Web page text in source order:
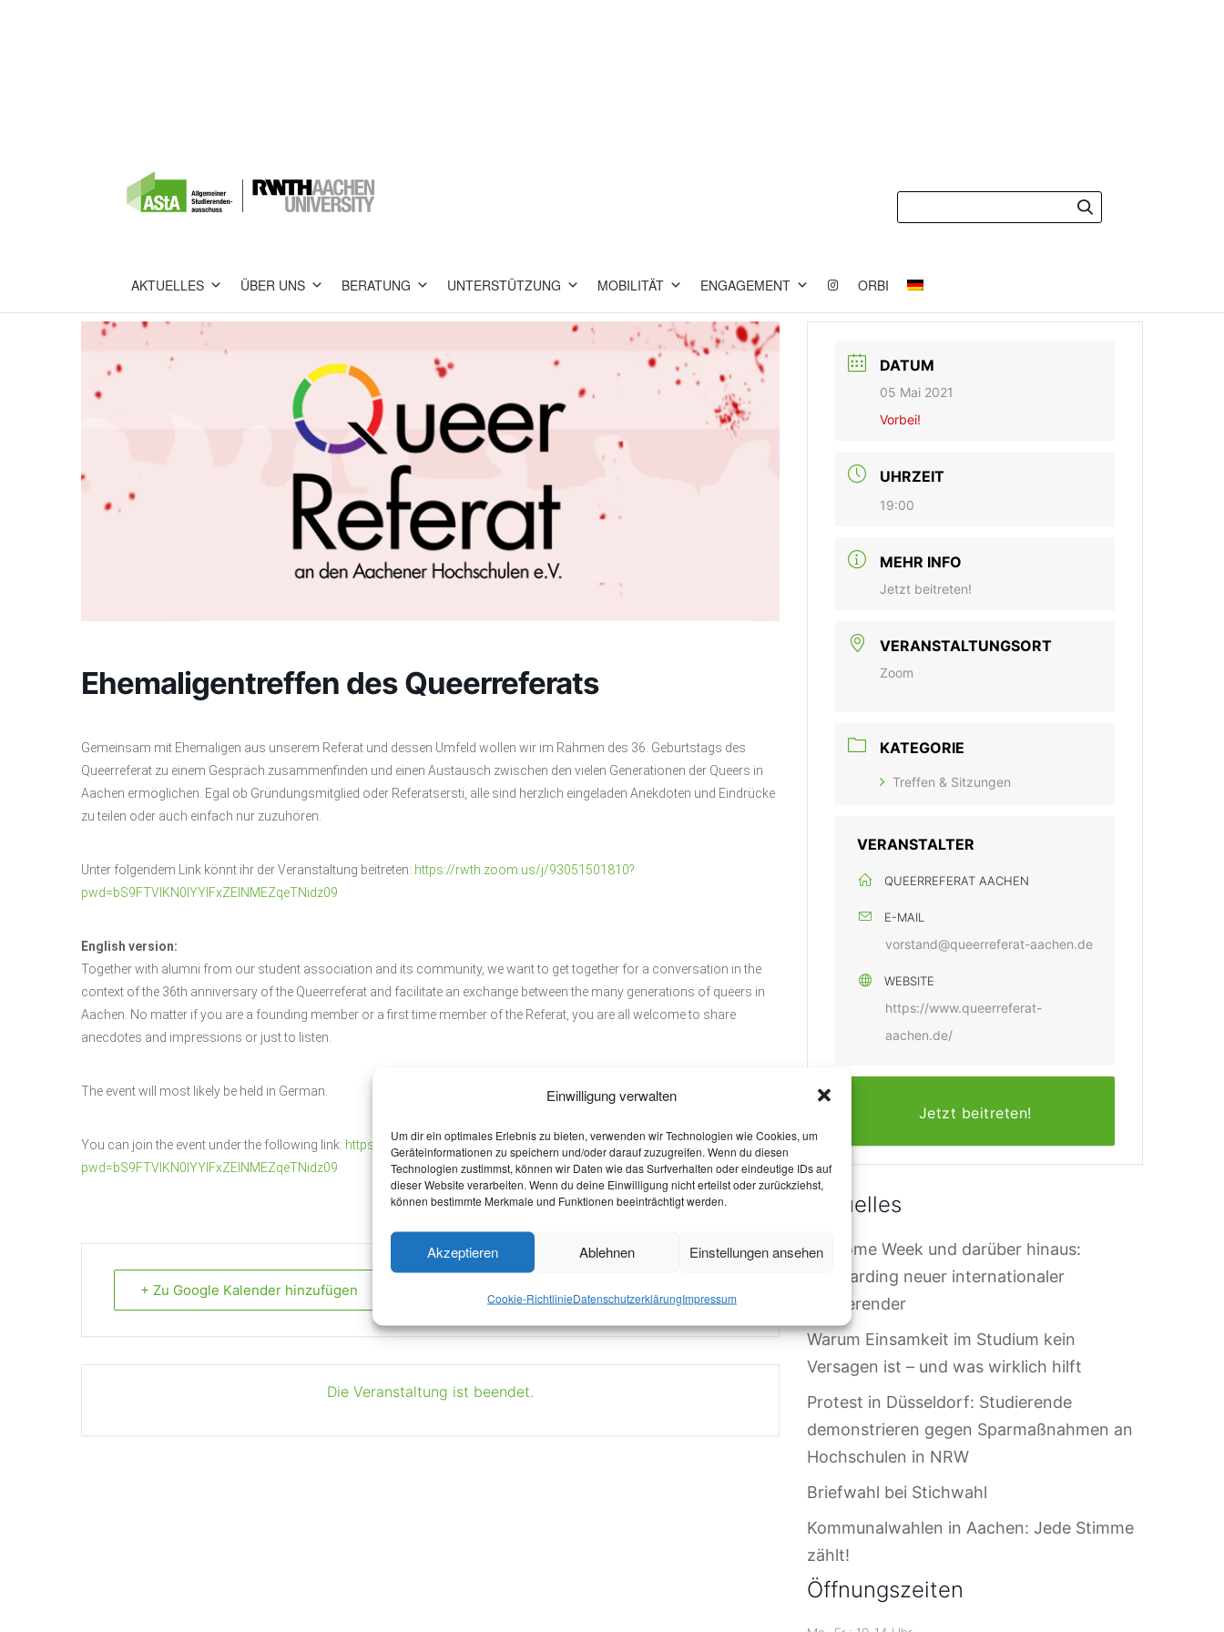
Einwilligung verwalten
Um dir ein optimales Erlebnis zu bieten, verwenden wir Technologien wie Cookies, um
Geräteinformationen zu speichern und/oder darauf zuzugreifen. Wenn du diesen
Technologien zustimmst, können wir Daten wie das Surfverhalten oder eindeutige IDs auf
dieser Website verarbeiten. Wenn du deine Einwilligung nicht erteilst oder zurückziehst,
können bestimmte Merkmale und Funktionen beeinträchtigt werden.
Akzeptieren Ablehnen Einstellungen ansehen
Cookie-RichtlinieDatenschutzerklärungImpressum
AKTUELLES ÜBER UNS BERATUNG UNTERSTÜTZUNG MOBILITÄT ENGAGEMENT ORBI
Ehemaligentreffen des Queerreferats
Gemeinsam mit Ehemaligen aus unserem Referat und dessen Umfeld wollen wir im Rahmen des 36. Geburtstags des
Queerreferat zu einem Gespräch zusammenfinden und einen Austausch zwischen den vielen Generationen der Queers in
Aachen ermöglichen. Egal ob Gründungsmitglied oder Referatsersti, alle sind herzlich eingeladen Anekdoten und Eindrücke
zu teilen oder auch einfach nur zuzuhören.
Unter folgendem Link könnt ihr der Veranstaltung beitreten: https://rwth.zoom.us/j/93051501810?
pwd=bS9FTVlKN0lYYlFxZElNMEZqeTNidz09
English version:
Together with alumni from our student association and its community, we want to get together for a conversation in the
context of the 36th anniversary of the Queerreferat and facilitate an exchange between the many generations of queers in
Aachen. No matter if you are a founding member or a first time member of the Referat, you are all welcome to share
anecdotes and impressions or just to listen.
The event will most likely be held in German.
You can join the event under the following link: https://rwth.zoom.us/j/93051501810?
pwd=bS9FTVlKN0lYYlFxZElNMEZqeTNidz09
+ Zu Google Kalender hinzufügen
Die Veranstaltung ist beendet.
DATUM
05 Mai 2021
Vorbei!
UHRZEIT
19:00
MEHR INFO
Jetzt beitreten!
VERANSTALTUNGSORT
Zoom
KATEGORIE
Treffen & Sitzungen
VERANSTALTER
QUEERREFERAT AACHEN
E-MAIL
vorstand@queerreferat-aachen.de
WEBSITE
https://www.queerreferat-
aachen.de/
Jetzt beitreten!
Aktuelles
Welcome Week und darüber hinaus:
Onboarding neuer internationaler
Studierender
Warum Einsamkeit im Studium kein
Versagen ist – und was wirklich hilft
Protest in Düsseldorf: Studierende
demonstrieren gegen Sparmaßnahmen an
Hochschulen in NRW
Briefwahl bei Stichwahl
Kommunalwahlen in Aachen: Jede Stimme
zählt!
Öffnungszeiten